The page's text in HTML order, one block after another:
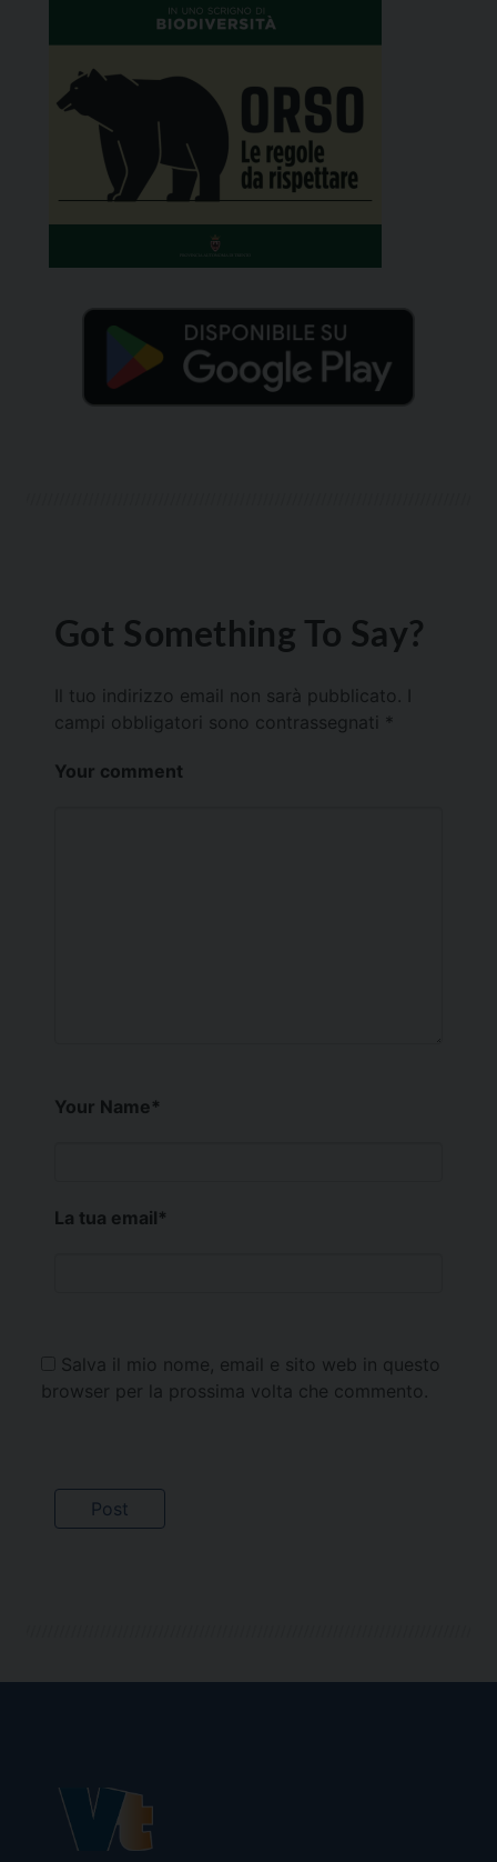
Got Something To Say?
Il tuo indirizzo email non sarà pubblicato.
campi obbligatori sono contrassegnati *
Your comment
Your Name*
La tua email*
Salva il mio nome, email e sito web in questo
browser per la prossima volta che commento.